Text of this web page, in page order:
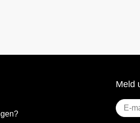
Meld
E-